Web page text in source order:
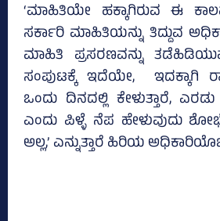
‘ಮಾಹಿತಿಯೇ ಹಕ್ಕಾಗಿರುವ ಈ
ಸರ್ಕಾರಿ ಮಾಹಿತಿಯನ್ನು ತಿದ್ದುವ
ಮಾಹಿತಿ ಪ್ರಸರಣವನ್ನು
ಸಂಪುಟಕ್ಕೆ ಇದೆಯೇ, ಇದಕ್ಕಾಗಿ
ಒಂದು ದಿನದಲ್ಲಿ ಕೇಳುತ್ತಾರೆ, ಎರಡು
ಎಂದು ಪಿಳ್ಳೆ ನೆಪ ಹೇಳುವುದು
ಅಲ್ಲ,’ ಎನ್ನುತ್ತಾರೆ ಹಿರಿಯ